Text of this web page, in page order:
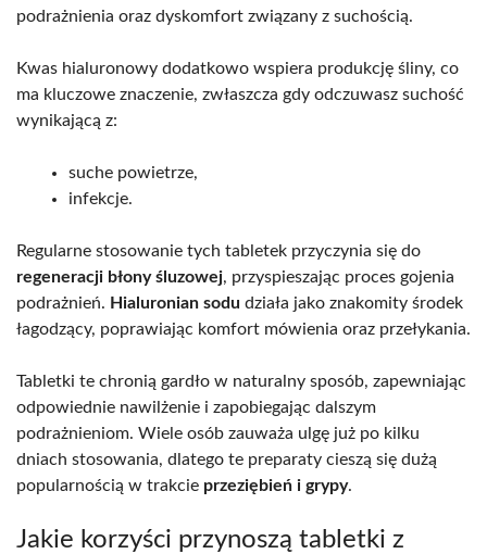
podrażnienia oraz dyskomfort związany z suchością.
Kwas hialuronowy dodatkowo wspiera produkcję śliny, co
ma kluczowe znaczenie, zwłaszcza gdy odczuwasz suchość
wynikającą z:
suche powietrze,
infekcje.
Regularne stosowanie tych tabletek przyczynia się do
regeneracji błony śluzowej, przyspieszając proces gojenia
podrażnień. Hialuronian sodu działa jako znakomity środek
łagodzący, poprawiając komfort mówienia oraz przełykania.
Tabletki te chronią gardło w naturalny sposób, zapewniając
odpowiednie nawilżenie i zapobiegając dalszym
podrażnieniom. Wiele osób zauważa ulgę już po kilku
dniach stosowania, dlatego te preparaty cieszą się dużą
popularnością w trakcie przeziębień i grypy.
Jakie korzyści przynoszą tabletki z